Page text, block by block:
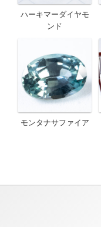
ハーキマーダイヤモ
ンド
モンタナサファイア